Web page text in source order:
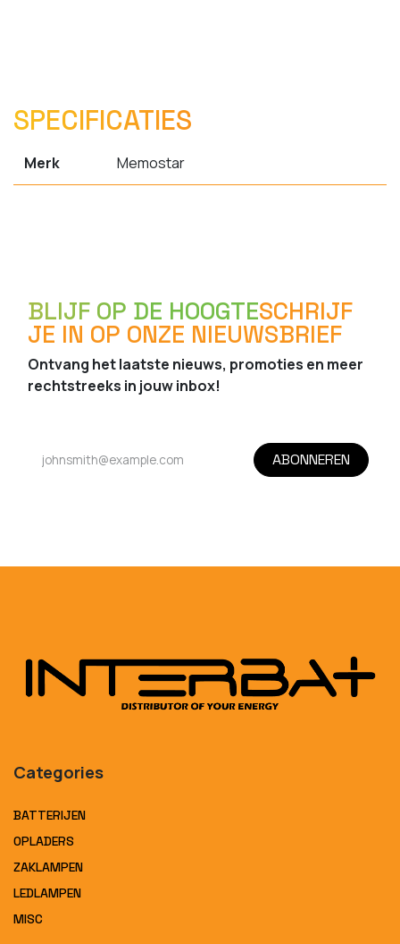
SPECIFICATIES
Merk Memostar
BLIJF OP DE HOOGTESCHRIJF
JE IN OP ONZE NIEUWSBRIEF
Ontvang het laatste nieuws, promoties en meer
rechtstreeks in jouw inbox!
ABONNEREN
Categories
BATTERIJEN
OPLADERS
ZAKLAMPEN
LEDLAMPEN
MISC